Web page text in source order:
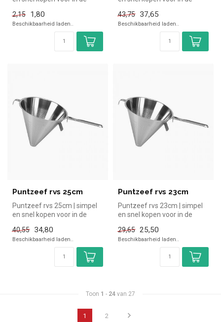
2,15
1,80
Beschikbaarheid laden..
43,75
37,65
Beschikbaarheid laden..
Puntzeef rvs 25cm
Puntzeef rvs 25cm | simpel
en snel kopen voor in de
40,55
34,80
Beschikbaarheid laden..
Puntzeef rvs 23cm
Puntzeef rvs 23cm | simpel
en snel kopen voor in de
29,65 25,50
Beschikbaarheid laden..
Toon 1 - 24 van 27
1 2